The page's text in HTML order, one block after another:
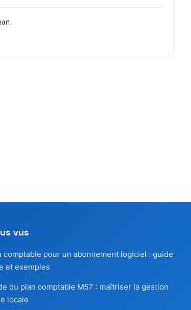
vus
comptable pour un abonnement logiciel : guide
et exemples
du plan comptable M57 : maîtriser la gestion
locale